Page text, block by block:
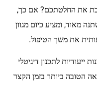
את החלטתכם? אם כך,
מאוד, ומציע כיום מגוון
את משך הטיפול.
ייעודיות לתכנון דיגיטלי
הטובה ביותר בזמן הקצר